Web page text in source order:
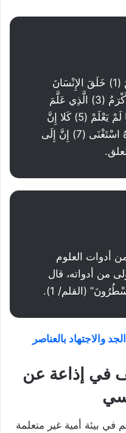
“اقْرَأْ بِاسْمِ رَبِّكَ الَّذِي خَلَقَ (1) خَلَقَ الإِنْسَانَ
مِنْ عَلَقٍ (2) اقْرَأْ وَرَبُّكَ الأَكْرَمُ (3) الَّذِي عَلَّمَ
بِالْقَلَمِ (4) عَلَّمَ الإِنْسَانَ مَا لَمْ يَعْلَمْ (5) كَلا إِنَّ
الإِنْسَانَ لَيَطْغَى (6) أَنْ رَآهُ اسْتَغْنَى (7) إِنَّ إِلَى
أدوات العلوم
من أدواته، قال
(القلم/ 1).
والاجتهاد بالعناصر
في إذاعة عن
بيئة أمية غير متعلمة